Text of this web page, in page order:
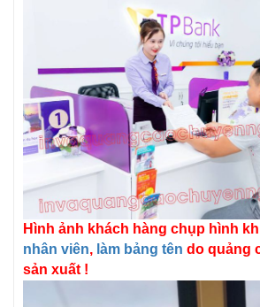
Hình ảnh khách hàng chụp hình
nhân viên, làm bảng tên do quảng
sản xuất !